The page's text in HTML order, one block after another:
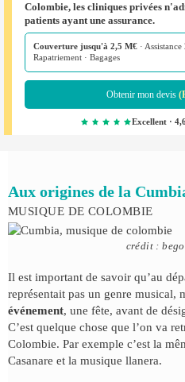
Colombie, les cliniques privées
patients ayant une assurance.
Couverture jusqu'à 2,5 M€ ·
Rapatriement · Bagages
Obtenir mon devis
Excellent ·
Aux origines de la
MUSIQUE DE COLOMBIE
crédit :
Il est important de savoir qu’au
représentait pas un genre musical,
événement, une fête, avant de
C’est quelque chose que l’on va
Colombie. Par exemple c’est la
Casanare et la musique llanera.